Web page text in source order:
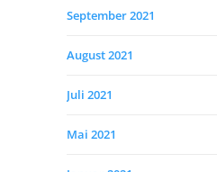
September 2021
August 2021
Juli 2021
Mai 2021